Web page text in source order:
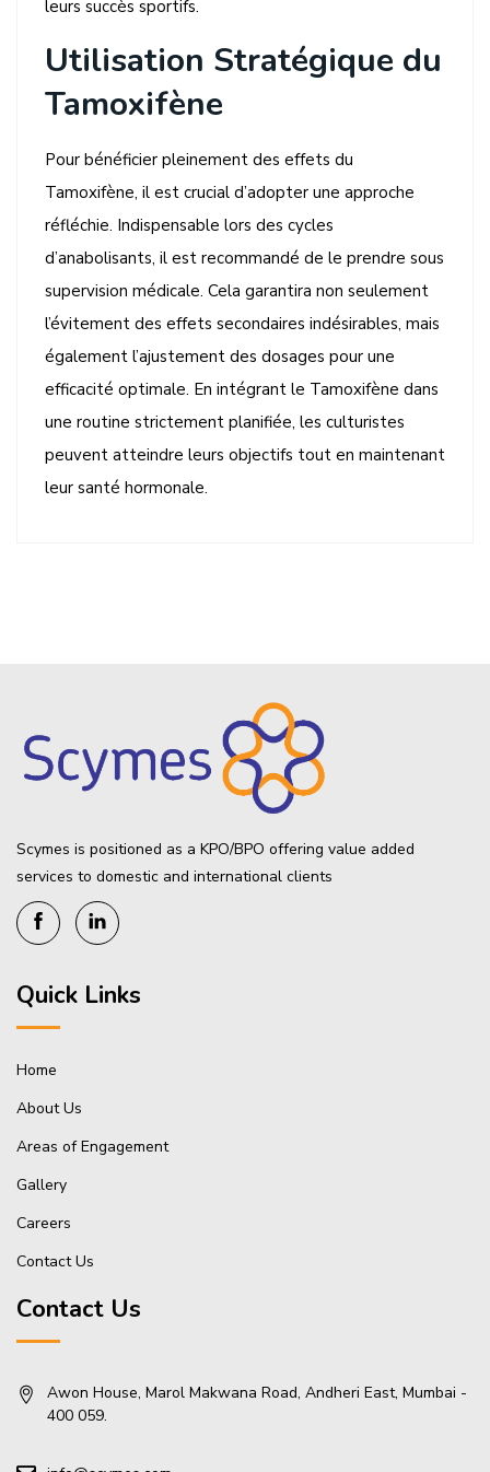
leurs succès sportifs.
Utilisation Stratégique du
Tamoxifène
Pour bénéficier pleinement des effets du
Tamoxifène, il est crucial d’adopter une approche
réfléchie. Indispensable lors des cycles
d’anabolisants, il est recommandé de le prendre sous
supervision médicale. Cela garantira non seulement
l’évitement des effets secondaires indésirables, mais
également l’ajustement des dosages pour une
efficacité optimale. En intégrant le Tamoxifène dans
une routine strictement planifiée, les culturistes
peuvent atteindre leurs objectifs tout en maintenant
leur santé hormonale.
Scymes is positioned as a KPO/BPO offering value added
services to domestic and international clients
Quick Links
Home
About Us
Areas of Engagement
Gallery
Careers
Contact Us
Contact Us
Awon House, Marol Makwana Road, Andheri East, Mumbai -
400 059.